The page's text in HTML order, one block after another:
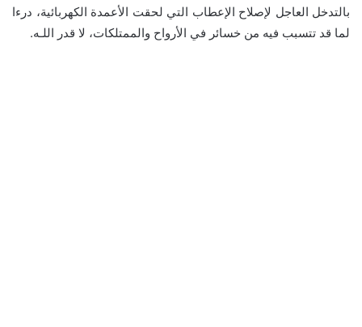
بالتدخل العاجل لإصلاح الإعطاب التي لحقت الأعمدة الكهربائية، درءا
لما قد تتسبب فيه من خسائر في الأرواح والممتلكات، لا قدر اللـه.